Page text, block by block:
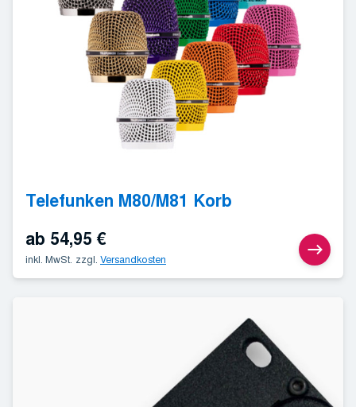
Telefunken M80/M81 Korb
ab 54,95 €
inkl. MwSt. zzgl. Versandkosten